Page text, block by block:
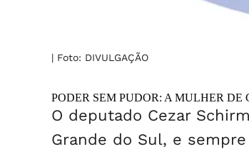
| Foto: DIVULGAÇÃO
PODER SEM PUDOR: A MULHER DE
O deputado Cezar
Grande do Sul, e